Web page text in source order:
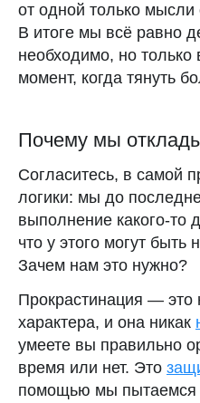
от одной только
В итоге мы всё равно
необходимо, но
момент, когда тянуть
Почему мы
Согласитесь, в самой
логики: мы до
выполнение какого-то
что у этого могут быть
Зачем нам это нужно?
Прокрастинация — это
характера, и она никак
умеете вы правильно
время или нет. Это
помощью мы пытаемся